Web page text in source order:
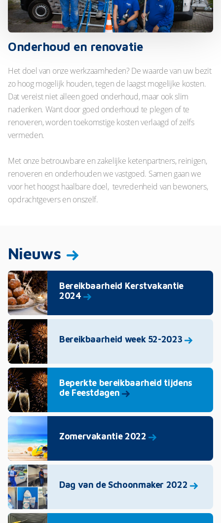
Onderhoud en renovatie
Het doel van onze werkzaamheden? De waarde van uw bezit
zo hoog mogelijk houden, tegen de laagst mogelijke kosten.
Dat vereist niet alleen goed onderhoud, maar ook slim
nadenken. Want door goed onderhoud te plegen of te
renoveren, worden toekomstige kosten verlaagd of zelfs
vermeden.
Met onze betrouwbare en zakelijke ketenpartners, reinigen,
renoveren en onderhouden we vastgoed. Samen gaan we
voor het hoogst haalbare doel, tevredenheid van bewoners,
opdrachtgevers en onszelf.
Nieuws
Bereikbaarheid Kerstvakantie
2024
Bereikbaarheid week 52-2023
Beperkte bereikbaarheid tijdens
de Feestdagen
Zomervakantie 2022
Dag van de Schoonmaker 2022